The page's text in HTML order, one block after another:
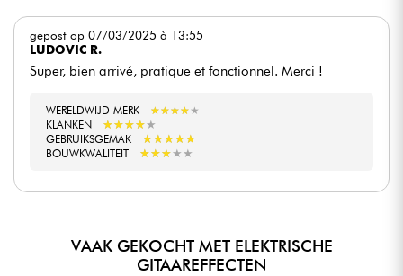
gepost op 07/03/2025 à 13:55
LUDOVIC R.
Super, bien arrivé, pratique et fonctionnel. Merci !
WERELDWIJD MERK ★★★★★
★★★★★
KLANKEN
★★★★★
★★★★★
GEBRUIKSGEMAK ★★★★★
★★★★★
BOUWKWALITEIT ★★★★★
★★★★★
VAAK GEKOCHT MET ELEKTRISCHE
GITAAREFFECTEN